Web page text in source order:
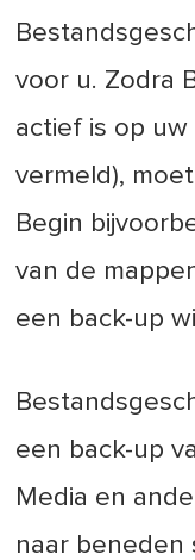
voor u. Zodra
actief is op
vermeld),
Begin
van de
een back-up
een back-up
Media en
naar beneden